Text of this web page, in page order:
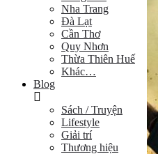
Nha Trang
Đà Lạt
Cần Thơ
Quy Nhơn
Thừa Thiên Huế
Khác…
Blog
Sách / Truyện
Lifestyle
Giải trí
Thương hiệu